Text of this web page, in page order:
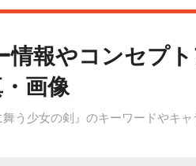
情報やコンセプ
画像
う少女の剣』のキーワードやキ